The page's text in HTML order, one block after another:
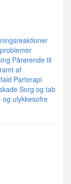
Pårørende til
af
Parterapi
Sorg og tab
og ulykkesofre